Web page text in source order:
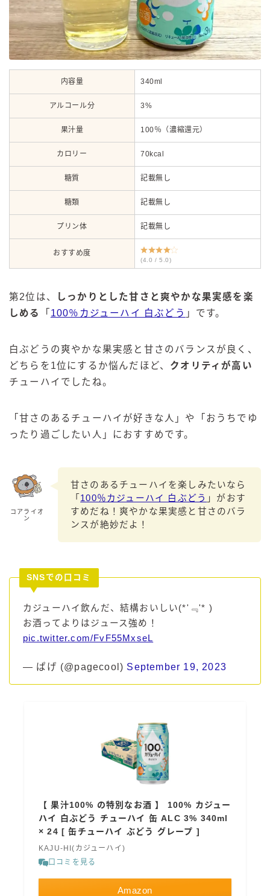
内容量 340ml
アルコール分 3%
果汁量 100％（濃縮還元）
カロリー 70kcal
糖質 記載無し
糖類 記載無し
プリン体 記載無し
おすすめ度
(4.0 / 5.0)
第2位は、
しっかりとした甘さと爽やかな果実感を楽
しめる
「 100％カジューハイ 白ぶどう 」です。
白ぶどうの爽やかな果実感と甘さのバランスが良く、
どちらを1位にするか悩んだほど、 クオリティが高い
チューハイでしたね。
「甘さのあるチューハイが好きな人」や「おうちでゆ
ったり過ごしたい人」におすすめです。
コアライオ
ン
甘さのあるチューハイを楽しみたいなら
「 100％カジューハイ 白ぶどう 」がおす
すめだね！爽やかな果実感と甘さのバラ
ンスが絶妙だよ！
SNSでの口コミ
カジューハイ飲んだ、結構おいしい(*'﹃'* )
お酒ってよりはジュース強め！
pic.twitter.com/FvF55MxseL
— ぱげ (@pagecool) September 19, 2023
【 果汁100% の特別なお酒 】 100% カジュー
ハイ 白ぶどう チューハイ 缶 ALC 3% 340ml
× 24 [ 缶チューハイ ぶどう グレープ ]
KAJU-HI(カジューハイ)
口コミを見る
Amazon